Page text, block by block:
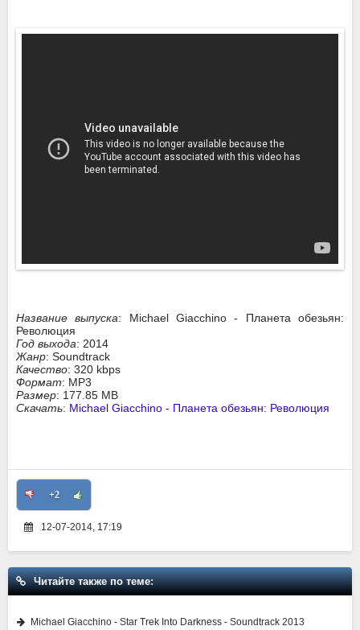
Название выпуска: Michael Giacchino - Планета обезьян:
Революция
Год выхода: 2014
Жанр: Soundtrack
Качество: 320 kbps
Формат: MP3
Размер: 177.85 MB
Скачать: Michael Giacchino - Планета обезьян: Революция
+2
12-07-2014, 17:19
Читайте также по теме:
Michael Giacchino - Star Trek Into Darkness - Soundtrack 2013